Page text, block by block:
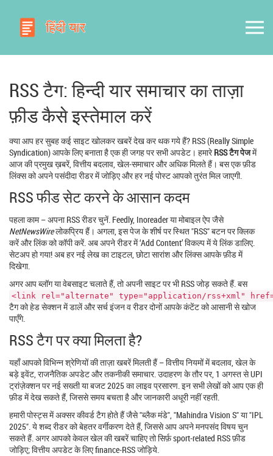
RSS टैग: हिन्दी यार समाचार का ताज़ा
फ़ीड कैसे इस्तेमाल करें
क्या आप हर सुबह कई साइट खोलकर खबरें देख कर थक गये हैं? RSS (Really Simple
Syndication) आपके लिए बनाता है एक ही जगह पर सभी अपडेट। हमारेRSS टैग पेजमें
आज की प्रमुख ख़बरें, वित्तीय बदलाव, खेल‑समाचार और अधिक मिलते हैं। बस एक फ़ीड
लिंक्स को अपने पसंदीदा रीडर में जोड़िए और हर नई पोस्ट आपको तुरंत मिल जाएगी.
RSS फीड सेट करने के आसान कदम
पहला काम – अपना RSS रीडर चुनें. Feedly, Inoreader या मोबाइल ऐप जैसे
NetNewsWireलोकप्रिय हैं। अगला, इस पेज के शीर्ष पर स्थित "RSS" बटन पर क्लिक
करें और लिंक को कॉपी करें. अब अपने रीडर में ‘Add Content’ विकल्प में ये लिंक डालिए.
सेटअप हो गया! अब हर नई लेख का टाइटल, छोटा सारांश और लिंक्स आपके फ़ीड में
दिखेगा.
अगर आप ब्लॉग या वेबसाइट चलाते हैं, तो अपनी साइट पर भी RSS जोड़ सकते हैं. बस
<link rel="alternate" type="application/rss+xml"
टैग को हेड सेक्शन में डालें और सर्च इंजन व रीडर दोनों आपके कंटेंट को आसानी से खोज
पाएँगे.
RSS टैग पर क्या मिलता है?
यहाँ आपको विभिन्न श्रेणियों की ताज़ा खबरें मिलती हैं – वित्तीय नियमों में बदलाव, खेल के
बड़े इवेंट, राजनैतिक अपडेट और तकनीकी समाचार. उदाहरण के तौर पर, 1 अगस्त से UPI
ट्रांज़ेक्शन पर नई सख्ती या बजट 2025 का लाइव प्रसारण. इन सभी लेखों को आप एक ही
फ़ीड में देख सकते हैं, जिससे समय बचता है और जानकारी अधूरी नहीं रहती.
हमारी पोस्ट्स में अक्सर कीवर्ड टैग होते हैं जैसे "ब्लैक मंडे", "Mahindra Vision S" या "IPL
2025". ये शब्द रीडर को बेहतर वर्गीकरण देते हैं, जिससे आप अपने मनपसंद विषय चुन
सकते हैं. अगर आपको केवल खेल की खबरें चाहिए तो सिर्फ़ sport‑related RSS फ़ीड
जोड़िए; वित्तीय अपडेट के लिए finance‑RSS जोड़िये.